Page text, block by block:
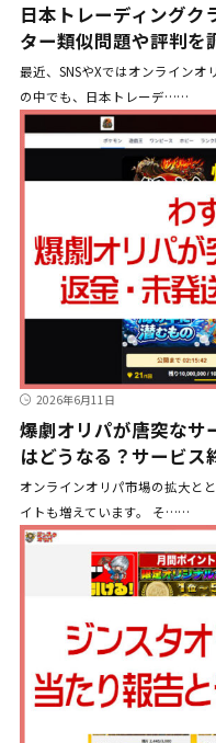
日本トレーディングク
ター類似問題や評判を
最近、SNSやXではオンライン
の中でも、日本トレーデ……
2026年6月11日
爆劇オリパが唐突なサ
はどうなる？サービス
オンラインオリパ市場の拡大と
イトも増えています。 そ……